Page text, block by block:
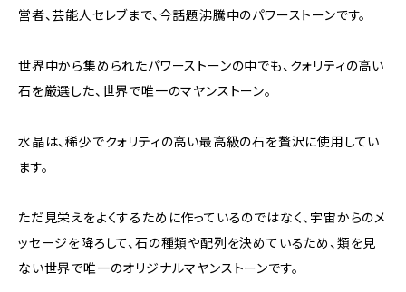
営者、芸能人セレブまで、今話題沸騰中のパワーストーンです。
世界中から集められたパワーストーンの中でも、クォリティの高い
石を厳選した、世界で唯一のマヤンストーン。
水晶は、稀少でクォリティの高い最高級の石を贅沢に使用してい
ます。
ただ見栄えをよくするために作っているのではなく、宇宙からのメ
ッセージを降ろして、石の種類や配列を決めているため、類を見
ない世界で唯一のオリジナルマヤンストーンです。